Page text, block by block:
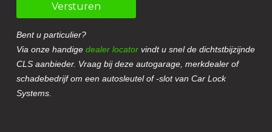
Versturen
Bent u particulier?
Via onze handigedealer locator vindt u snel de dichtstbijzijnde
CLS aanbieder. Vraag bij deze autogarage, merkdealer of
schadebedrijf om een autosleutel of -slot van Car Lock
Systems.